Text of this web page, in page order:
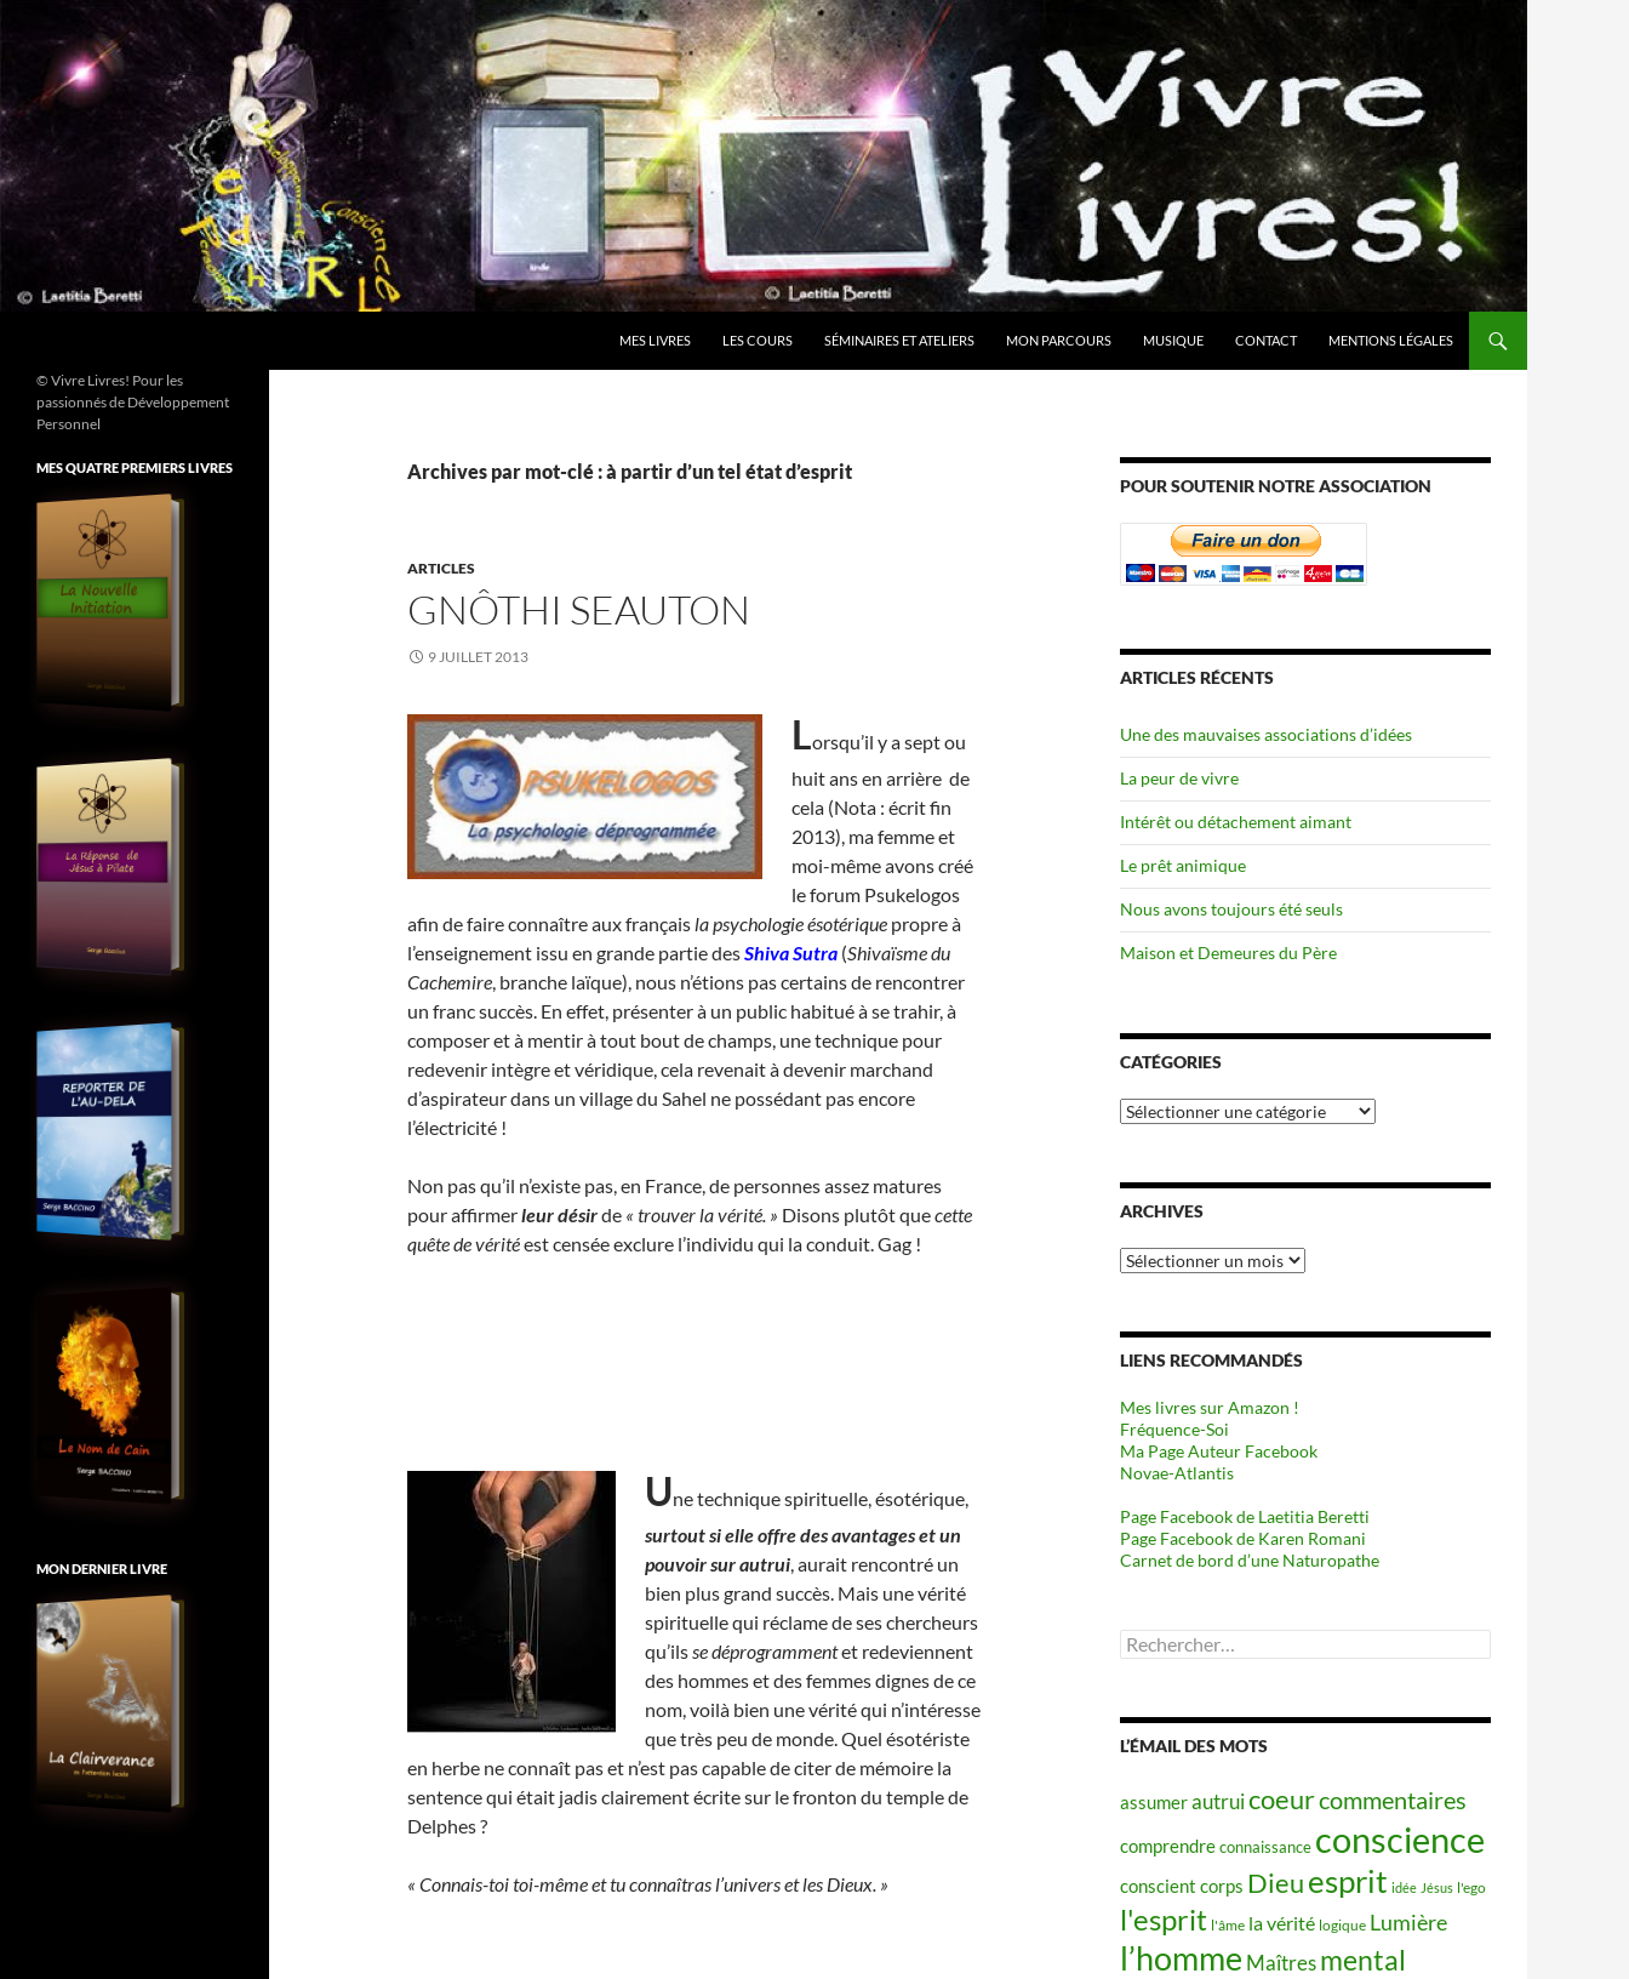
contenu
MES LIVRES LES COURS SÉMINAIRES ET ATELIERS MON PARCOURS MUSIQUE CONTACT MENTIONS LÉGALES
Archives par mot-clé : à partir d’un tel état d’esprit
ARTICLES
GNÔTHI SEAUTON
9 JUILLET 2013
Lorsqu’il y a sept ou
huit ans en arrière de
cela (Nota : écrit fin
2013), ma femme et
moi-même avons créé
le forum Psukelogos
afin de faire connaître aux français la psychologie ésotérique propre à
l’enseignement issu en grande partie desShiva Sutra (Shivaïsme du
Cachemire, branche laïque), nous n’étions pas certains de rencontrer
un franc succès. En effet, présenter à un public habitué à se trahir, à
composer et à mentir à tout bout de champs, une technique pour
redevenir intègre et véridique, cela revenait à devenir marchand
d’aspirateur dans un village du Sahel ne possédant pas encore
l’électricité !
Non pas qu’il n’existe pas, en France, de personnes assez matures
pour affirmerleur désirde « trouver la vérité. » Disons plutôt quecette
quête de véritéest censée exclure l’individu qui la conduit. Gag !
Une technique spirituelle, ésotérique,
surtout si elle offre des avantages et un
pouvoir sur autrui, aurait rencontré un
bien plus grand succès. Mais une vérité
spirituelle qui réclame de ses chercheurs
qu’ilsse déprogrammentet redeviennent
des hommes et des femmes dignes de ce
nom, voilà bien une vérité qui n’intéresse
que très peu de monde. Quel ésotériste
en herbe ne connaît pas et n’est pas capable de citer de mémoire la
sentence qui était jadis clairement écrite sur le fronton du temple de
Delphes ?
« Connais-toi toi-même et tu connaîtras l’univers et les Dieux. »
POUR SOUTENIR NOTRE ASSOCIATION
ARTICLES RÉCENTS
Une des mauvaises associations d’idées
La peur de vivre
Intérêt ou détachement aimant
Le prêt animique
Nous avons toujours été seuls
Maison et Demeures du Père
CATÉGORIES
Catégories
ARCHIVES
Archives
LIENS RECOMMANDÉS
Mes livres sur Amazon !
Fréquence-Soi
Ma Page Auteur Facebook
Novae-Atlantis
Page Facebook de Laetitia Beretti
Page Facebook de Karen Romani
Carnet de bord d’une Naturopathe
Rechercher :
L’ÉMAIL DES MOTS
assumerautruicoeurcommentaires
comprendreconnaissance conscience
conscient corps Dieuesprit idée Jésus l'ego
l'esprit l'âme la vérité logique Lumière
l’homme Maîtres mental
© Vivre Livres! Pour les
passionnés de Développement
Personnel
MES QUATRE PREMIERS LIVRES
MON DERNIER LIVRE